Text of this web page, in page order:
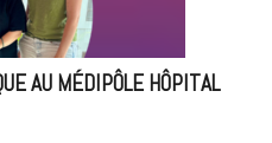
AU MÉDIPÔLE HÔPITAL